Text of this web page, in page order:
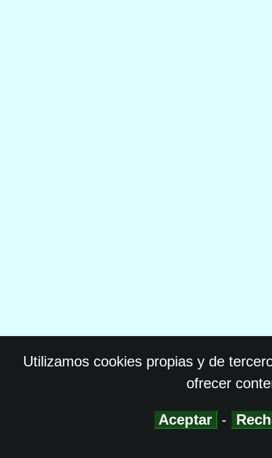
Utilizamos cookies propias y de
ofrecer
Aceptar -